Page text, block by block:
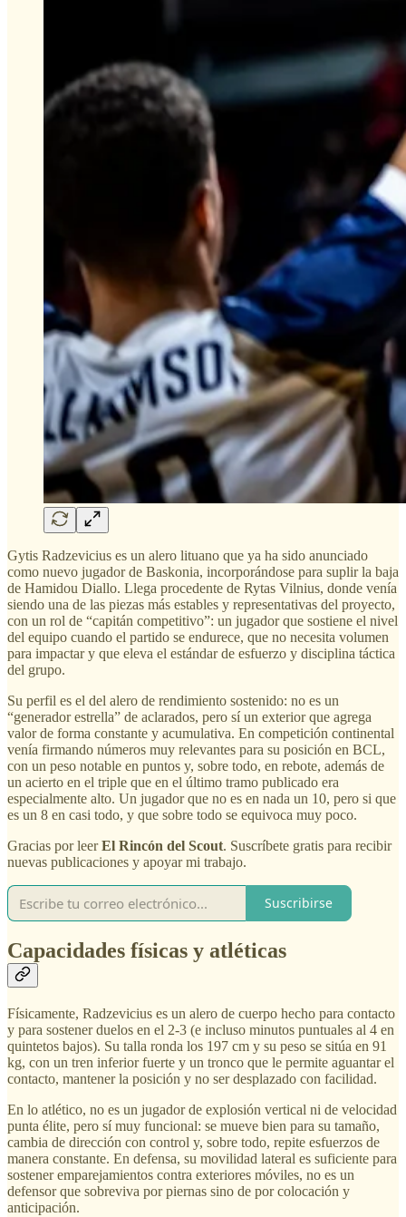
Gytis Radzevicius es un alero lituano que ya ha sido anunciado
como nuevo jugador de Baskonia, incorporándose para suplir la baja
de Hamidou Diallo. Llega procedente de Rytas Vilnius, donde venía
siendo una de las piezas más estables y representativas del proyecto,
con un rol de “capitán competitivo”: un jugador que sostiene el nivel
del equipo cuando el partido se endurece, que no necesita volumen
para impactar y que eleva el estándar de esfuerzo y disciplina táctica
del grupo.
Su perfil es el del alero de rendimiento sostenido: no es un
“generador estrella” de aclarados, pero sí un exterior que agrega
valor de forma constante y acumulativa. En competición continental
venía firmando números muy relevantes para su posición en BCL,
con un peso notable en puntos y, sobre todo, en rebote, además de
un acierto en el triple que en el último tramo publicado era
especialmente alto. Un jugador que no es en nada un 10, pero si que
es un 8 en casi todo, y que sobre todo se equivoca muy poco.
Gracias por leerEl Rincón del Scout. Suscríbete gratis para recibir
nuevas publicaciones y apoyar mi trabajo.
Suscribirse
Capacidades físicas y atléticas
Físicamente, Radzevicius es un alero de cuerpo hecho para contacto
y para sostener duelos en el 2-3 (e incluso minutos puntuales al 4 en
quintetos bajos). Su talla ronda los 197 cm y su peso se sitúa en 91
kg, con un tren inferior fuerte y un tronco que le permite aguantar el
contacto, mantener la posición y no ser desplazado con facilidad.
En lo atlético, no es un jugador de explosión vertical ni de velocidad
punta élite, pero sí muy funcional: se mueve bien para su tamaño,
cambia de dirección con control y, sobre todo, repite esfuerzos de
manera constante. En defensa, su movilidad lateral es suficiente para
sostener emparejamientos contra exteriores móviles, no es un
defensor que sobreviva por piernas sino de por colocación y
anticipación.